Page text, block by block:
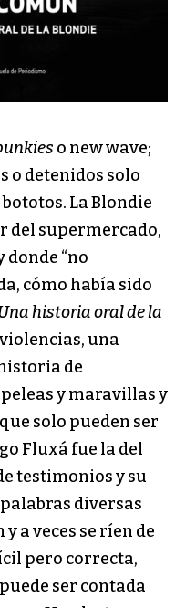
o new wave;
o detenidos solo
La Blondie
del supermercado,
donde “no
cómo había sido
historia oral de la
una
de
y maravillas y
solo pueden ser
Fluxá fue la del
testimonios y su
diversas
a veces se ríen de
pero correcta,
ser contada